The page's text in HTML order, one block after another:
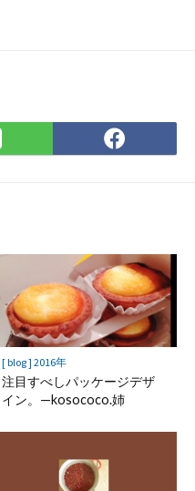
LINE
で
で
[ blog ] 2016年
注目すべしパッケージデザ
イン。—kosococo.姉